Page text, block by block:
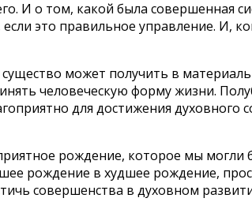
И о том, какой была совершенная
это правильное управление. И,
может получить в
человеческую форму жизни.
для достижения
рождение, которое мы могли
рождение в худшее рождение,
совершенства в духовном